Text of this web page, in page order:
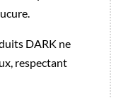
DARK ne
respectant